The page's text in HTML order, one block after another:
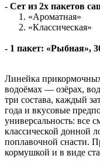
- Сет из 2х пакетов
1. «Ароматная»
2. «Классическая»
- 1 пакет: «Рыбная»,
Линейка
водоёмах — озёрах,
три состава, каждый
года и вкусовые
универсальность: все
классической донной
поплавочной снасти.
кормушкой и в виде